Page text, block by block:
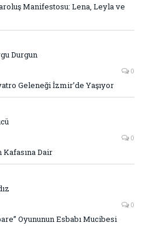
Manifestosu: Lena, Leyla ve
Durgun
0
Geleneği İzmir’de Yaşıyor
0
Kafasına Dair
0
Oyununun Esbabı Mucibesi